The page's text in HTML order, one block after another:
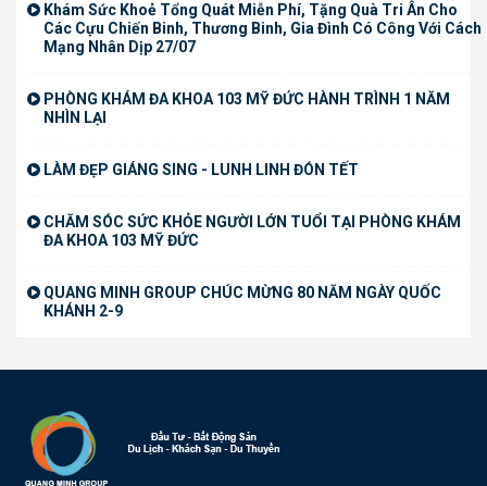
Khám Sức Khoẻ Tổng Quát Miễn Phí, Tặng Quà Tri Ân Cho
Các Cựu Chiến Binh, Thương Binh, Gia Đình Có Công Với Cách
Mạng Nhân Dịp 27/07
PHÒNG KHÁM ĐA KHOA 103 MỸ ĐỨC HÀNH TRÌNH 1 NĂM
NHÌN LẠI
LÀM ĐẸP GIÁNG SING - LUNH LINH ĐÓN TẾT
CHĂM SÓC SỨC KHỎE NGƯỜI LỚN TUỔI TẠI PHÒNG KHÁM
ĐA KHOA 103 MỸ ĐỨC
QUANG MINH GROUP CHÚC MỪNG 80 NĂM NGÀY QUỐC
KHÁNH 2-9